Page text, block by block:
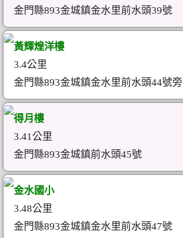
金門縣893金城鎮金水里前水頭39號
黃輝煌洋樓
3.4公里
金門縣893金城鎮金水里前水頭44號旁
得月樓
3.41公里
金門縣893金城鎮前水頭45號
金水國小
3.48公里
金門縣893金城鎮金水里前水頭47號